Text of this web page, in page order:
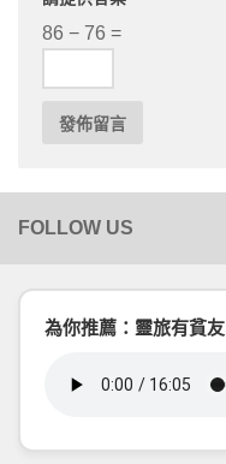
86 − 76 =
為你推薦：靈旅有貧友